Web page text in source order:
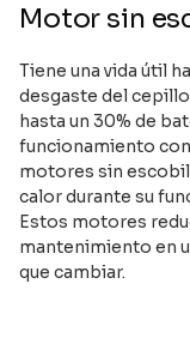
Motor sin
Tiene una vida útil
desgaste del
hasta un 30% de
funcionamiento con
motores sin
calor durante su
Estos motores
mantenimiento en
que cambiar.